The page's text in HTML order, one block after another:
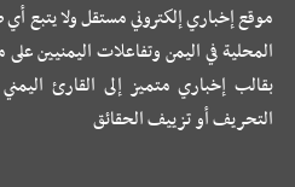
موقع إخباري إلكتروني مستقل ولا
المحلية في اليمن وتفاعلات اليمنيين
بقالب إخباري متميز إلى القارئ
التحريف أو تزييف الحقائق